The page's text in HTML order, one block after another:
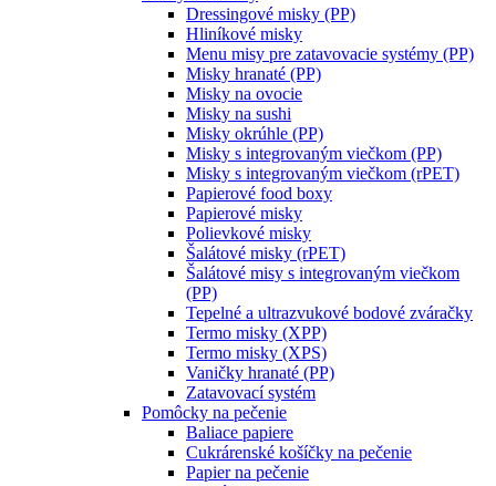
Dressingové misky (PP)
Hliníkové misky
Menu misy pre zatavovacie systémy (PP)
Misky hranaté (PP)
Misky na ovocie
Misky na sushi
Misky okrúhle (PP)
Misky s integrovaným viečkom (PP)
Misky s integrovaným viečkom (rPET)
Papierové food boxy
Papierové misky
Polievkové misky
Šalátové misky (rPET)
Šalátové misy s integrovaným viečkom
(PP)
Tepelné a ultrazvukové bodové zváračky
Termo misky (XPP)
Termo misky (XPS)
Vaničky hranaté (PP)
Zatavovací systém
Pomôcky na pečenie
Baliace papiere
Cukrárenské košíčky na pečenie
Papier na pečenie